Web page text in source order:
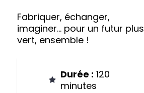
Fabriquer, échanger,
imaginer… pour un futur plus
vert, ensemble !
Durée : 120
minutes